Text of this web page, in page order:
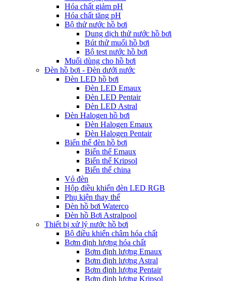
Hóa chất giảm pH
Hóa chất tăng pH
Bộ thử nước hồ bơi
Dung dịch thử nước hồ bơi
Bút thử muối hồ bơi
Bộ test nước hồ bơi
Muối dùng cho hồ bơi
Đèn hồ bơi - Đèn dưới nước
Đèn LED hồ bơi
Đèn LED Emaux
Đèn LED Pentair
Đèn LED Astral
Đèn Halogen hồ bơi
Đèn Halogen Emaux
Đèn Halogen Pentair
Biến thế đèn hồ bơi
Biến thế Emaux
Biến thế Kripsol
Biến thế china
Vỏ đèn
Hộp điều khiển đèn LED RGB
Phụ kiện thay thế
Đèn hồ bơi Waterco
Đèn hồ Bơi Astralpool
Thiết bị xử lý nước hồ bơi
Bộ điều khiển châm hóa chất
Bơm định lượng hóa chất
Bơm định lượng Emaux
Bơm định lượng Astral
Bơm định lượng Pentair
Bơm định lượng Kripsol